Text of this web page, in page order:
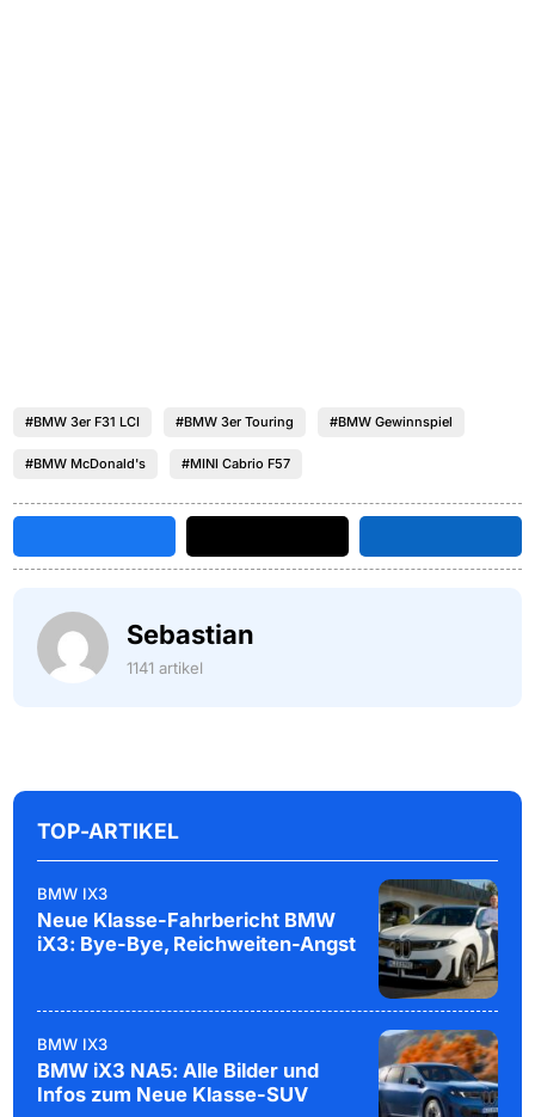
#BMW 3er F31 LCI #BMW 3er Touring #BMW Gewinnspiel
#BMW McDonald's #MINI Cabrio F57
Sebastian
1141 artikel
TOP-ARTIKEL
BMW IX3
Neue Klasse-Fahrbericht BMW
iX3: Bye-Bye, Reichweiten-Angst
BMW IX3
BMW iX3 NA5: Alle Bilder und
Infos zum Neue Klasse-SUV